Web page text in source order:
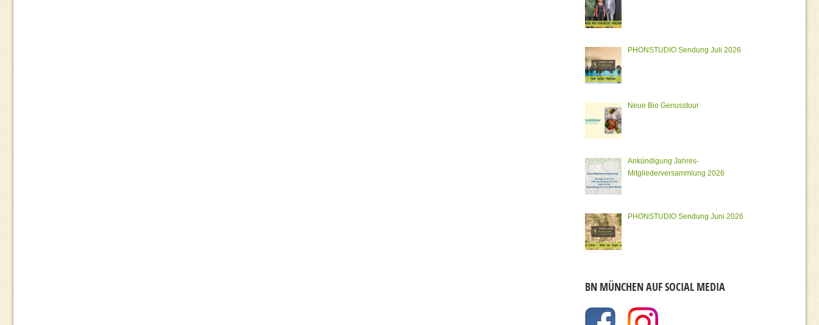
PHONSTUDIO Sendung Juli 2026
Neue Bio Genusstour
Ankündigung Jahres-
Mitgliederversammlung 2026
PHONSTUDIO Sendung Juni 2026
BN MÜNCHEN AUF SOCIAL MEDIA